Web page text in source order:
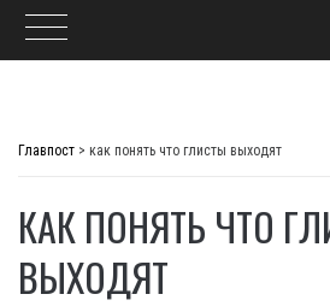
Главпост > как понять что глисты выходят
КАК ПОНЯТЬ ЧТО
ВЫХОДЯТ